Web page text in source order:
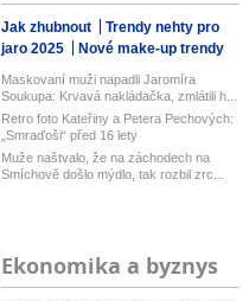
Jak zhubnout
Trendy nehty pro
jaro 2025
Nové make-up trendy
Maskovaní muži napadli Jaromíra
Soukupa: Krvavá nakládačka, zmlátili h...
Retro foto Kateřiny a Petera Pechových:
„Smraďoši“ před 16 lety
Muže naštvalo, že na záchodech na
Smíchově došlo mýdlo, tak rozbil zrc...
Ekonomika a byznys